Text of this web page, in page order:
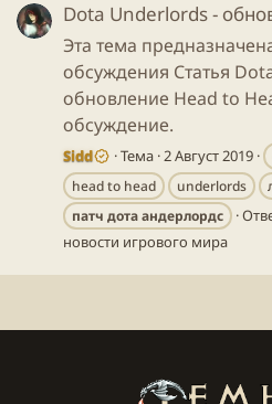
Dota Underlords -
Эта тема
обсуждения Статья
обновление Head to
обсуждение.
Sidd Тема 2 Август 2019
head to head
underlords
патч дотаандерлордс
новости игрового мира